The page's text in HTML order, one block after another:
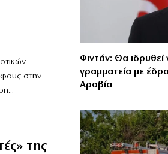
στην
της
Φιντάν: Θα ιδρυθεί
γραμματεία με
Αραβία